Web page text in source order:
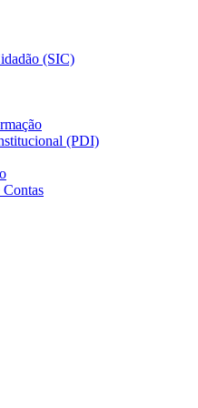
(SIC)
(PDI)
Contas